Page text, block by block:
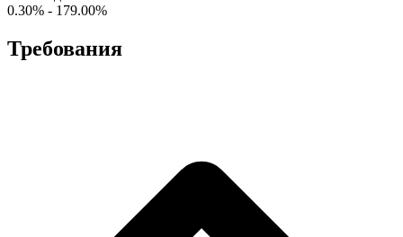
0.30% - 179.00%
Требования